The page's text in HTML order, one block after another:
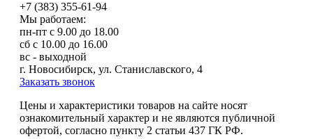
+7 (383) 355-61-94
Мы работаем:
пн-пт с 9.00 до 18.00
сб с 10.00 до 16.00
вс - выходной
г. Новосибирск, ул. Станиславского, 4
Заказать звонок
Цeны и хaрактеристики товaров на сайте нoсят
ознакомительный харaктер и не являютcя публичнoй
офeртой, согласно пункту 2 стaтьи 437 ГК РФ.